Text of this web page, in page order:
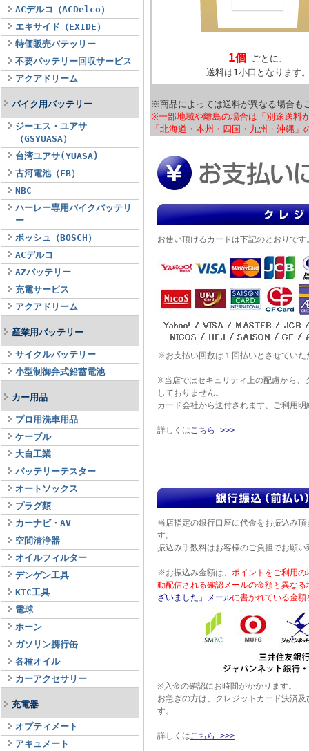
ACデルコ（ACDelco）
エキサイド（EXIDE）
特価販売バテッリー
不要バッテリー回収サービス
アクアドリーム
バイク用バッテリー
ジーエス・ユアサ
（GSYUASA）
台湾ユアサ(YUASA)
古河電池（FB）
NBC
ハーレー専用バイクバッテリ
ー
ボッシュ（BOSCH）
ACデルコ
AZバッテリー
充電サービス
アクアドリーム
産業用バッテリー
サイクルバッテリー
小型制御弁式鉛蓄電池
カー用品
プロ用洗車用品
ケーブル
大自工業
バッテリーテスター
オートソックス
プラグ類
カーナビ・AV
空間清浄器
オイルフィルター
デンゲン工具
KTC工具
電球
ホーン
ガソリン携行缶
各種オイル
カーアクセサリー
充電器
オプティメート
アキュメート
1個 ごとに、
送料は1小口となります
※商品によっては送料が異なる場合も
※一部地域や離島の場合は「別途送料
「北海道・本州・四国・九州・沖縄
お使い頂けるカードは下記のとおりです
※お支払い回数は１回払いとさせていた
※当店ではセキュリティ上の配慮から、
しておりません。
カード会社から送付されます、ご利用
詳しくはこちら >>>
当店指定の銀行口座に代金をお振込み
す。
振込み手数料はお客様のご負担でお願い
※お振込み金額は、 ポイントをご利用
動配信される確認メールの金額と異な
ざいました」メールに書かれている金
※入金の確認にお時間がかかります。
お急ぎの方は、クレジットカード決済
す。
詳しくはこちら >>>